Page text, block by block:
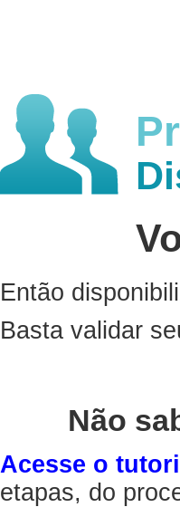
Então
Basta validar
Não
Acesse o
etapas, do